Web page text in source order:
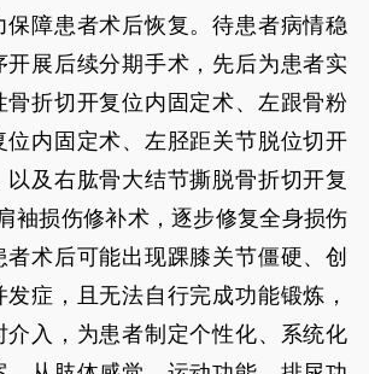
保障患者术后恢复。待患者病情稳
开展后续分期手术，先后为患者实
骨折切开复位内固定术、左跟骨粉
位内固定术、左胫距关节脱位切开
以及右肱骨大结节撕脱骨折切开复
袖损伤修补术，逐步修复全身损伤
术后可能出现踝膝关节僵硬、创
症，且无法自行完成功能锻炼，
介入，为患者制定个性化、系统化